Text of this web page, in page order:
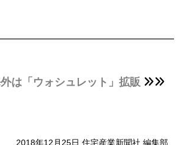
は「ウォシュレット」拡販
2018年12月25日 住宅産業新聞社 編集部